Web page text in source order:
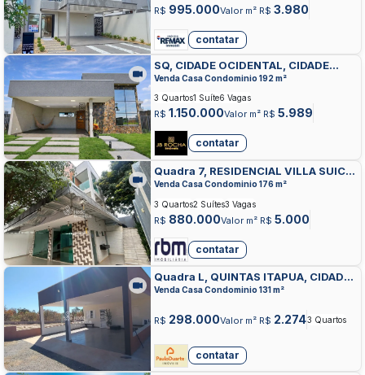
R$ 995.000Valor m² R$ 3.980
contatar
SQ, CIDADE OCIDENTAL, CIDADE
OCIDENTAL
Venda Casa Condominio 192 m²
R$ 1.150.000Valor m² R$ 5.989
3 Quartos1 Suíte6 Vagas
contatar
Quadra 7, RESIDENCIAL VILLA SUICA,
CIDADE OCIDENTAL
Venda Casa Condominio 176 m²
R$ 880.000Valor m² R$ 5.000
3 Quartos2 Suítes3 Vagas
contatar
Quadra L, QUINTAS ITAPUA, CIDADE
OCIDENTAL
Venda Casa Condominio 131 m²
R$ 298.000Valor m² R$ 2.2743 Quartos
contatar